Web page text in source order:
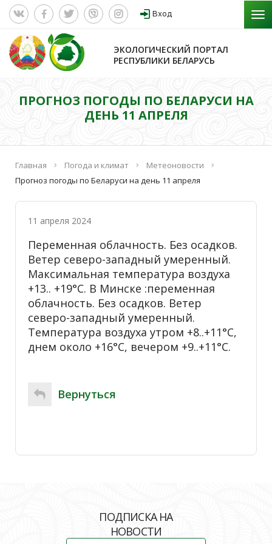
Вход
ЭКОЛОГИЧЕСКИЙ ПОРТАЛ
РЕСПУБЛИКИ БЕЛАРУСЬ
ПРОГНОЗ ПОГОДЫ ПО БЕЛАРУСИ НА
ДЕНЬ 11 АПРЕЛЯ
Главная Погода и климат
Метеоновости
Прогноз погоды по Беларуси на день 11 апреля
11 апреля 2024
Переменная облачность. Без осадков.
Ветер северо-западный умеренный.
Максимальная температура воздуха
+13.. +19°С. В Минске :переменная
облачность. Без осадков. Ветер
северо-западный умеренный.
Температура воздуха утром +8..+11°С,
днем около +16°С, вечером +9..+11°С.
Вернуться
ПОДПИСКА НА
НОВОСТИ